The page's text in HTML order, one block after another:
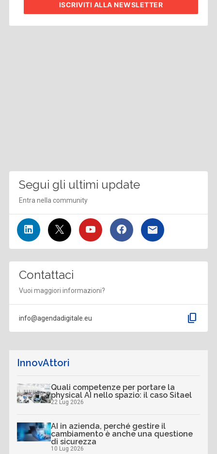
ISCRIVITI ALLA NEWSLETTER
Segui gli ultimi update
Entra nella community
Contattaci
Vuoi maggiori informazioni?
info@agendadigitale.eu content_copy
InnovAttori
Quali competenze per portare la
physical AI nello spazio: il caso Sitael
22 Lug 2026
AI in azienda, perché gestire il
cambiamento è anche una questione
di sicurezza
10 Lug 2026